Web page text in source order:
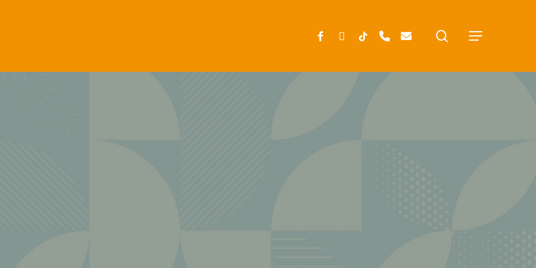
Menu
search
FACEBOOK
INSTAGRAM
TIKTOKPHONEEMAIL